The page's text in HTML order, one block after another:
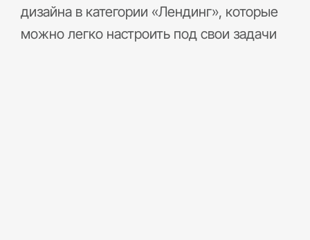
дизайна в категории «Лендинг», которые
можно легко настроить под свои задачи